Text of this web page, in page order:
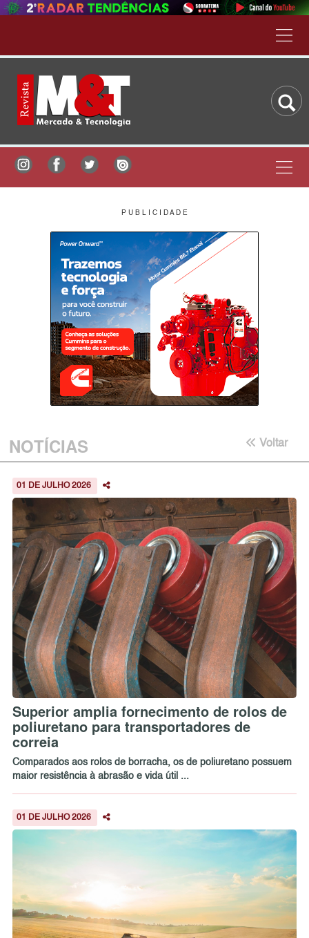
P U B L I C I D A D E
NOTÍCIAS Voltar
01 DE JULHO 2026
Superior amplia fornecimento de rolos de
poliuretano para transportadores de
correia
Comparados aos rolos de borracha, os de poliuretano possuem
maior resistência à abrasão e vida útil ...
01 DE JULHO 2026